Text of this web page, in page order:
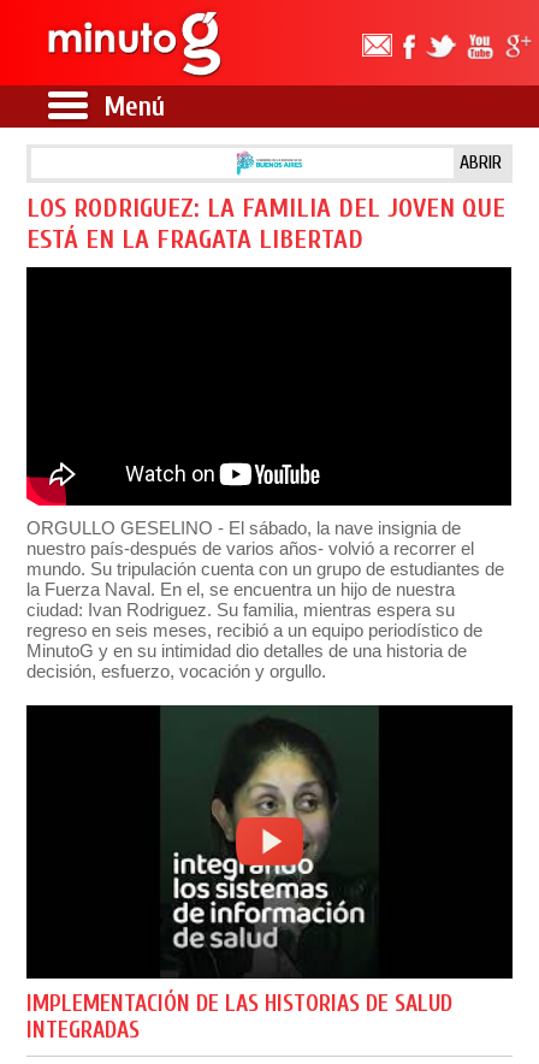
Menú
ABRIR
LOS RODRIGUEZ: LA FAMILIA DEL JOVEN QUE
ESTÁ EN LA FRAGATA LIBERTAD
ORGULLO GESELINO - El sábado, la nave insignia de
nuestro país-después de varios años- volvió a recorrer el
mundo. Su tripulación cuenta con un grupo de estudiantes de
la Fuerza Naval. En el, se encuentra un hijo de nuestra
ciudad: Ivan Rodriguez. Su familia, mientras espera su
regreso en seis meses, recibió a un equipo periodístico de
MinutoG y en su intimidad dio detalles de una historia de
decisión, esfuerzo, vocación y orgullo.
IMPLEMENTACIÓN DE LAS HISTORIAS DE SALUD
INTEGRADAS